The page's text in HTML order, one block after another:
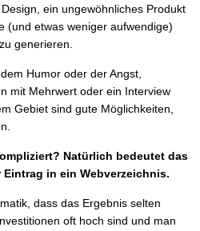
ein ungewöhnliches Produkt
(und etwas weniger aufwendige)
generieren.
Humor oder der Angst,
mit Mehrwert oder ein Interview
Gebiet sind gute Möglichkeiten,
Natürlich bedeutet das
in ein Webverzeichnis.
dass das Ergebnis selten
oft hoch sind und man